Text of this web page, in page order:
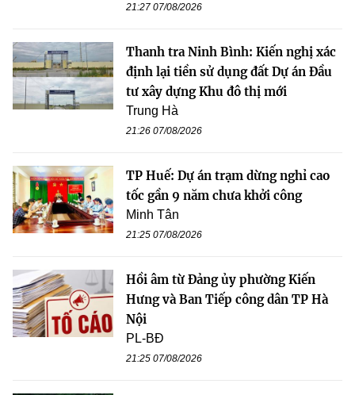
21:27 07/08/2026
Thanh tra Ninh Bình: Kiến nghị xác
định lại tiền sử dụng đất Dự án Đầu
tư xây dựng Khu đô thị mới
Trung Hà
21:26 07/08/2026
TP Huế: Dự án trạm dừng nghỉ cao
tốc gần 9 năm chưa khởi công
Minh Tân
21:25 07/08/2026
Hồi âm từ Đảng ủy phường Kiến
Hưng và Ban Tiếp công dân TP Hà
Nội
PL-BĐ
21:25 07/08/2026